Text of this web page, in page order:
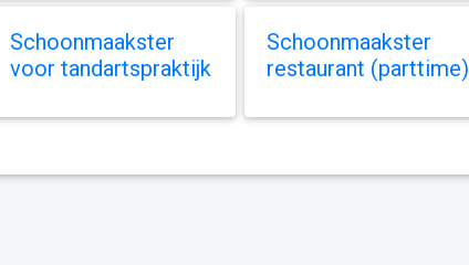
Schoonmaakster
voor tandartspraktijk
Schoonmaakster
restaurant (parttime)